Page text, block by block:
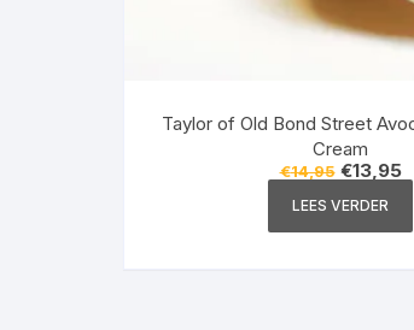
Taylor of Old Bond Street
Cream
€14,95
prijs
was:
€13,95
LEES VERDER